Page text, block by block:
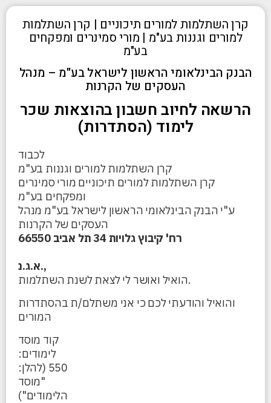
קרן השתלמות למורים תיכוניים | קרן השתלמות
למורים וגננות בע"מ | מורי סמינרים ומפקחים
בע"מ
הבנק הבינלאומי הראשון לישראל בע"מ – מנהל
העסקים של הקרנות
הרשאה לחיוב חשבון בהוצאות שכר
לימוד (הסתדרות)
לכבוד
קרן השתלמות למורים וגננות בע"מ
קרן השתלמות למורים תיכוניים מורי סמינרים
ומפקחים בע"מ
ע"י הבנק הבינלאומי הראשון לישראל בע"מ מנהל
העסקים של הקרנות
רח' קיבוץ גלויות 34 תל אביב 66550
א.ג.נ.,
הואיל ואושר לי לצאת לשנת השתלמות.
והואיל והודעתי לכם כי אני משתלם/ת בהסתדרות
המורים
קוד מוסד
לימודים:
550 (להלן:
"מוסד
הלימודים")